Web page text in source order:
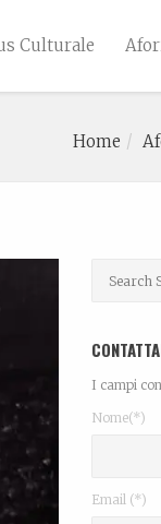
Culturale
Home
I campi
Nome(*)
Email (*)